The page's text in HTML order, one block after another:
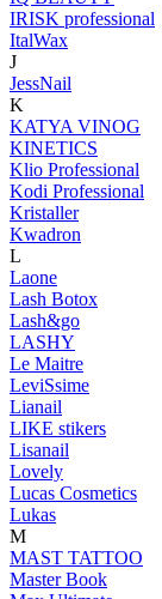
IRISK professional
ItalWax
J
JessNail
K
KATYA VINOG
KINETICS
Klio Professional
Kodi Professional
Kristaller
Kwadron
L
Laone
Lash Botox
Lash&go
LASHY
Le Maitre
LeviSsime
Lianail
LIKE stikers
Lisanail
Lovely
Lucas Cosmetics
Lukas
M
MAST TATTOO
Master Book